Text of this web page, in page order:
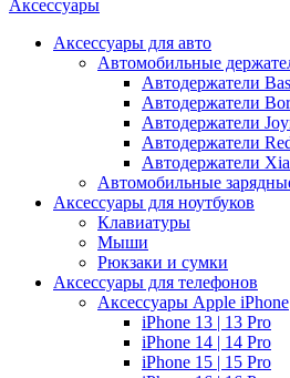
Аксессуары
Аксессуары для авто
Автомобильные
Автодержатели
Автодержатели
Автодержатели
Автодержатели
Автодержатели
Автомобильные
Аксессуары для ноутбуков
Клавиатуры
Мыши
Рюкзаки и сумки
Аксессуары для телефонов
Аксессуары Apple iPhone
iPhone 13 | 13 Pro
iPhone 14 | 14 Pro
iPhone 15 | 15 Pro